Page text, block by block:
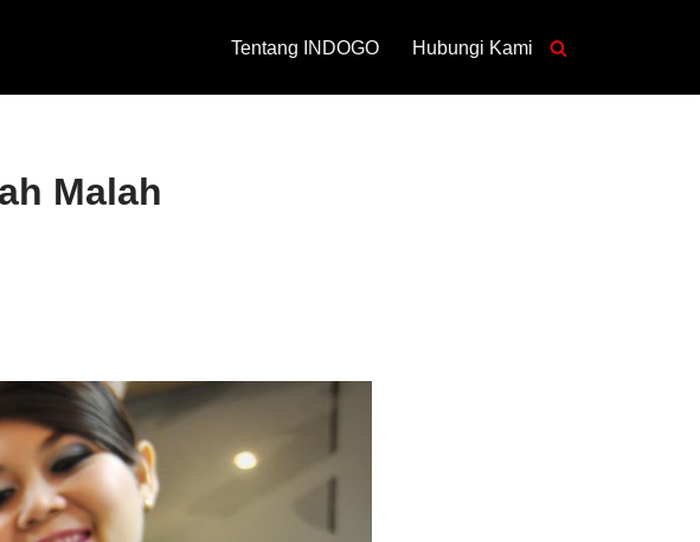
Tentang INDOGO Hubungi Kami
Malah